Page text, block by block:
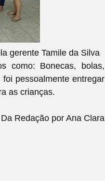
gerente Tamile da Silva
como: Bonecas, bolas,
pessoalmente entregar
as crianças.
Da Redação por Ana Clara